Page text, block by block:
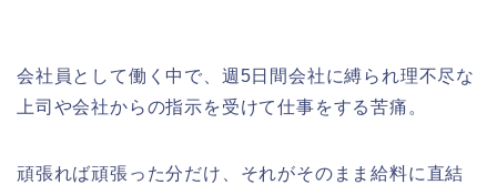
会社員として働く中で、週5日間会社に縛られ理不尽な
上司や会社からの指示を受けて仕事をする苦痛。
頑張れば頑張った分だけ、それがそのまま給料に直結